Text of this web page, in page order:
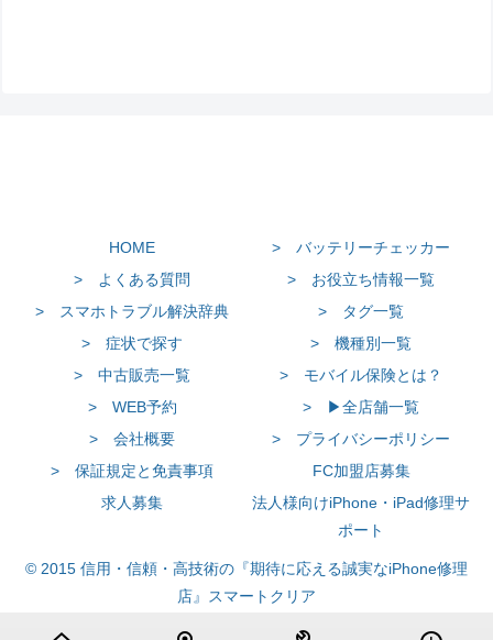
HOME
> バッテリーチェッカー
> よくある質問
> お役立ち情報一覧
> スマホトラブル解決辞典
> タグ一覧
> 症状で探す
> 機種別一覧
> 中古販売一覧
> モバイル保険とは？
> WEB予約
> ▶全店舗一覧
> 会社概要
> プライバシーポリシー
> 保証規定と免責事項
FC加盟店募集
求人募集
法人様向けiPhone・iPad修理サ
ポート
© 2015 信用・信頼・高技術の『期待に応える誠実なiPhone修理
店』スマートクリア